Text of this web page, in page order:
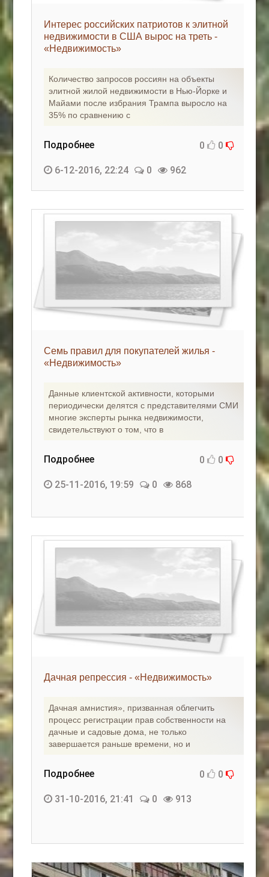
Интерес российских патриотов к элитной
недвижимости в США вырос на треть -
«Недвижимость»
Количество запросов россиян на объекты
элитной жилой недвижимости в Нью-Йорке и
Майами после избрания Трампа выросло на
35% по сравнению с
Подробнее 0 0
6-12-2016, 22:24 0 962
Семь правил для покупателей жилья -
«Недвижимость»
Данные клиентской активности, которыми
периодически делятся с представителями СМИ
многие эксперты рынка недвижимости,
свидетельствуют о том, что в
Подробнее 0 0
25-11-2016, 19:59 0 868
Дачная репрессия - «Недвижимость»
Дачная амнистия», призванная облегчить
процесс регистрации прав собственности на
дачные и садовые дома, не только
завершается раньше времени, но и
Подробнее 0 0
31-10-2016, 21:41 0 913